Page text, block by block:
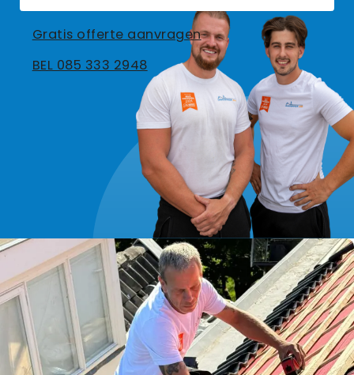
Gratis offerte aanvragen
BEL 085 333 2948